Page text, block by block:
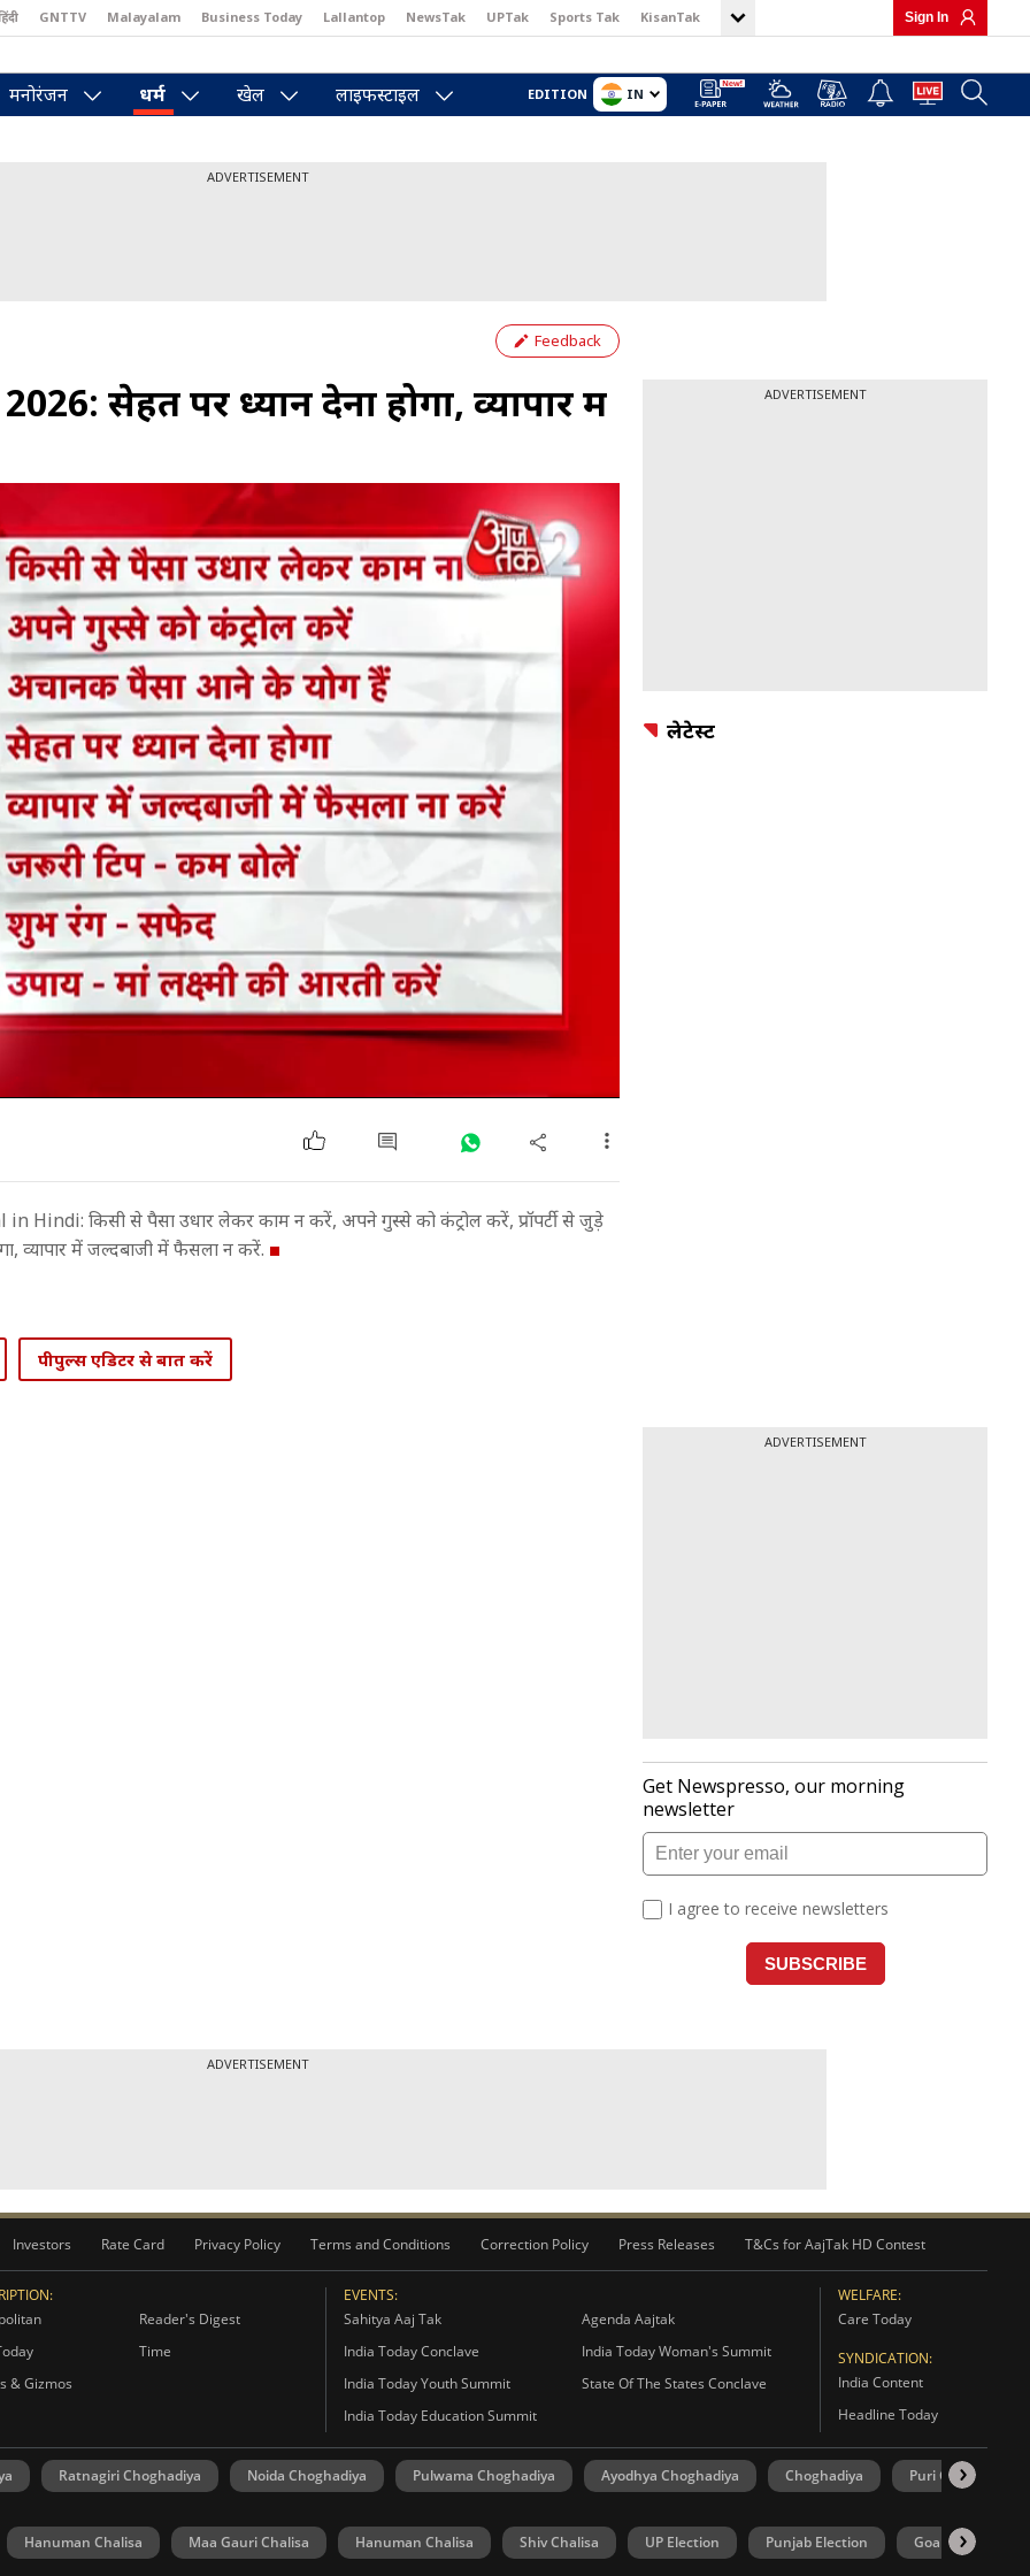
GNTTV Malayalam Business Today Lallantop NewsTak UPTak Sports Tak KisanTak Sign In
मनोरंजन धर्म खेल लाइफस्टाइल EDITION IN
ADVERTISEMENT
Feedback
सेहत पर ध्यान देना होगा, व्यापार में
किसी से पैसा उधार लेकर काम न करें, अपने गुस्से को कंट्रोल करें, प्रॉपर्टी से जुड़े
में जल्दबाजी में फैसला न करें.
पीपुल्स एडिटर से बात करें
ADVERTISEMENT
लेटेस्ट
ADVERTISEMENT
ADVERTISEMENT
Investors Rate Card Privacy Policy Terms and Conditions Correction Policy Press Releases T&Cs for AajTak HD Contest
Reader's Digest
Time
& Gizmos
EVENTS:
Sahitya Aaj Tak
Agenda Aajtak
India Today Conclave
India Today Woman's Summit
India Today Youth Summit
State Of The States Conclave
India Today Education Summit
WELFARE:
Care Today
SYNDICATION:
India Content
Headline Today
Ratnagiri Choghadiya Noida Choghadiya Pulwama Choghadiya Ayodhya Choghadiya Choghadiya Puri Choghadiya
Hanuman Chalisa Maa Gauri Chalisa Hanuman Chalisa Shiv Chalisa UP Election Punjab Election Goa Election